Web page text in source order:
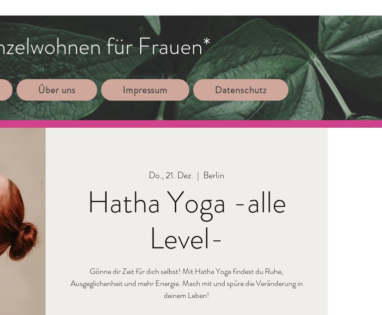
für Frauen*
Über uns Impressum Datenschutz
Do., 21. Dez.
  |
Berlin
Hatha Yoga -alle
Level-
Gönne dir Zeit für dich selbst! Mit Hatha Yoga findest du Ruhe,
Ausgeglichenheit und mehr Energie. Mach mit und spüre die Veränderung in
deinem Leben!